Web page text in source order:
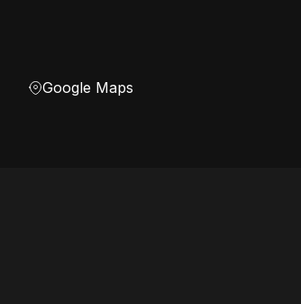
Google Maps